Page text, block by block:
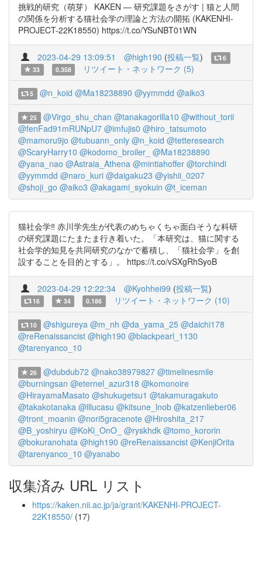
挑戦的研究（萌芽） KAKEN — 研究課題をさがす | 猫と人間
の関係を分析する猫社会学の理論と方法の開拓 (KAKENHI-
PROJECT-22K18550) https://t.co/YSuNBT01WN
2023-04-29 13:09:51 @high190 (投稿一覧)
6
33
0.358 リツイート・ネットワーク (5)
5 @n_koid @Ma18238890 @yymmdd @aiko3
25 @Virgo_shu_chan @tanakagorilla10 @without_torii
@fenFad91mRUNpU7 @imfujis0 @hiro_tatsumoto
@mamoru9jo @tubuann_only @n_koid @tetteresearch
@ScaryHarry10 @kodomo_broiler_ @Ma18238890
@yana_nao @Astraia_Athena @mintiahoffer @torchindi
@yymmdd @naro_kuri @daigaku23 @yishii_0207
@shoji_go @aiko3 @akagami_syokuin @t_iceman
猫社会学‼︎ 赤川学先生が代表のめちゃくちゃ面白そうな科研
の研究課題にたまたま行き着いた。「本研究は、猫に関する
社会学的知見を共同研究のなかで蓄積し、「猫社会学」を創
設することを目的とする」。 https://t.co/vSXgRhSyoB
2023-04-29 12:22:34 @Kyohhei99 (投稿一覧)
16 34 0.186 リツイート・ネットワーク (10)
10 @shigureya @m_nh @da_yama_25 @daichi178
@reRenaissancist @high190 @blackpearl_1130
@tarenyanco_10
26 @dubdub72 @nako38979827 @timelinesmile
@burningsan @eternel_azur318 @komonoire
@HirayamaMasato @shukugetsu1 @takamuragakuto
@takakotanaka @lllucasu @kitsune_lnob @katzenlieber06
@tront_moanin @nori5gracenote @Hiroshita_217
@B_yoshiryu @KoKi_OnO_ @ryskhdk @tomo_kororin
@bokuranohata @high190 @reRenaissancist @KenjiOrita
@tarenyanco_10 @yanabo
収集済み URL リスト
https://kaken.nii.ac.jp/ja/grant/KAKENHI-PROJECT-
22K18550/ (17)